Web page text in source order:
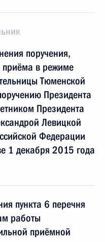
поручения,
приёма в режиме
Тюменской
Президента
Президента
Левицкой
Федерации
1 декабря 2015 года
пункта 6 перечня
работы
приёмной